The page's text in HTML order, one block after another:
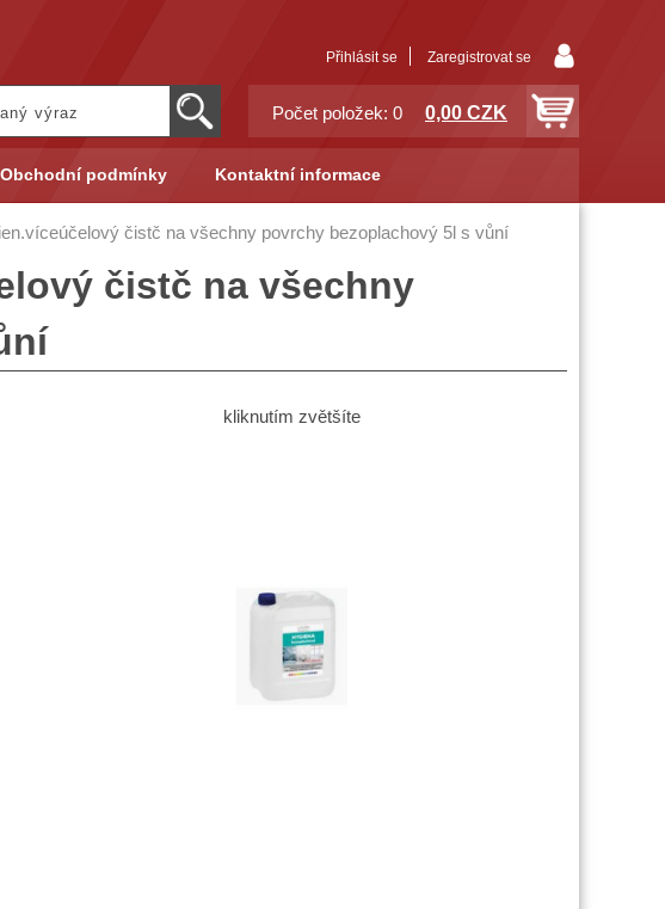
Přihlásit se Zaregistrovat se
Počet položek: 0 0,00 CZK
Obchodní podmínky Kontaktní informace
čistč na všechny povrchy bezoplachový 5l s vůní
čistč na všechny
kliknutím zvětšíte